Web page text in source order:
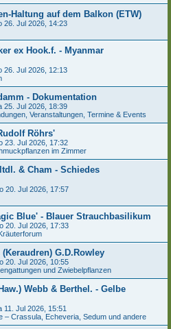
Haltung auf dem Balkon (ETW)
26. Jul 2026, 14:23
ex Hook.f. - Myanmar
26. Jul 2026, 12:13
- Dokumentation
25. Jul 2026, 18:39
Veranstaltungen, Termine & Events
Röhrs'
23. Jul 2026, 17:32
im Zimmer
& Cham - Schiedes
20. Jul 2026, 17:57
Blue' - Blauer Strauchbasilikum
20. Jul 2026, 17:33
G.D.Rowley
20. Jul 2026, 10:55
und Zwiebelpflanzen
Webb & Berthel. - Gelbe
11. Jul 2026, 15:51
– Crassula, Echeveria, Sedum und andere